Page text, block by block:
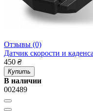
Отзывы (0)
Датчик скорости и
450 ₴
Купить
В наличии
002489